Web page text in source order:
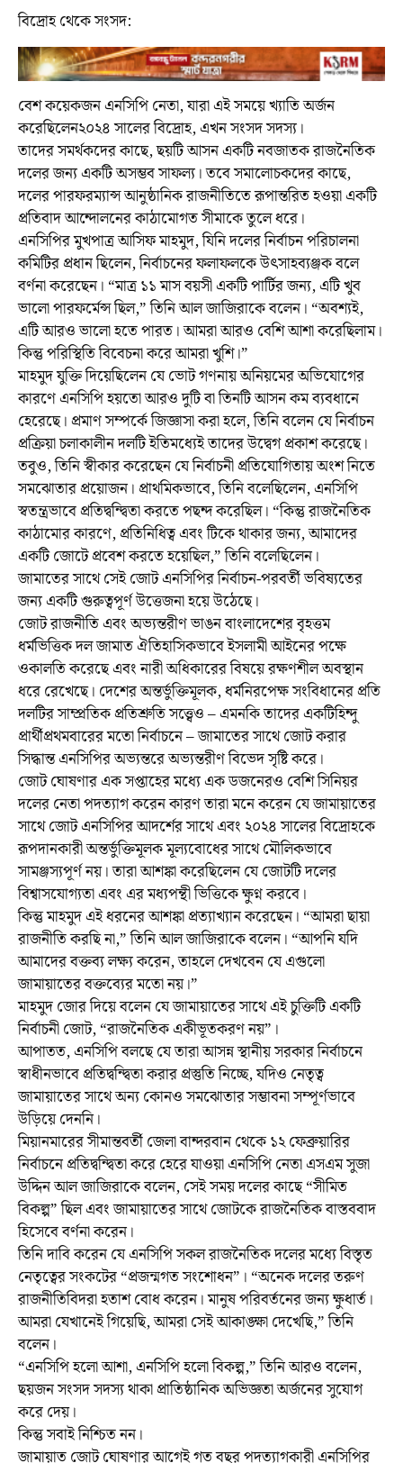
বিদ্রোহ থেকে সংসদ:
বেশ কয়েকজন এনসিপি নেতা, যারা এই সময়ে খ্যাতি অর্জন
করেছিলেন২০২৪ সালের বিদ্রোহ, এখন সংসদ সদস্য।
তাদের সমর্থকদের কাছে, ছয়টি আসন একটি নবজাতক রাজনৈতিক
দলের জন্য একটি অসম্ভব সাফল্য। তবে সমালোচকদের কাছে,
দলের পারফরম্যান্স আনুষ্ঠানিক রাজনীতিতে রূপান্তরিত হওয়া একটি
প্রতিবাদ আন্দোলনের কাঠামোগত সীমাকে তুলে ধরে।
এনসিপির মুখপাত্র আসিফ মাহমুদ, যিনি দলের নির্বাচন পরিচালনা
কমিটির প্রধান ছিলেন, নির্বাচনের ফলাফলকে উৎসাহব্যঞ্জক বলে
বর্ণনা করেছেন। “মাত্র ১১ মাস বয়সী একটি পার্টির জন্য, এটি খুব
ভালো পারফর্মেন্স ছিল,” তিনি আল জাজিরাকে বলেন। “অবশ্যই,
এটি আরও ভালো হতে পারত। আমরা আরও বেশি আশা করেছিলাম।
কিন্তু পরিস্থিতি বিবেচনা করে আমরা খুশি।”
মাহমুদ যুক্তি দিয়েছিলেন যে ভোট গণনায় অনিয়মের অভিযোগের
কারণে এনসিপি হয়তো আরও দুটি বা তিনটি আসন কম ব্যবধানে
হেরেছে। প্রমাণ সম্পর্কে জিজ্ঞাসা করা হলে, তিনি বলেন যে নির্বাচন
প্রক্রিয়া চলাকালীন দলটি ইতিমধ্যেই তাদের উদ্বেগ প্রকাশ করেছে।
তবুও, তিনি স্বীকার করেছেন যে নির্বাচনী প্রতিযোগিতায় অংশ নিতে
সমঝোতার প্রয়োজন। প্রাথমিকভাবে, তিনি বলেছিলেন, এনসিপি
স্বতন্ত্রভাবে প্রতিদ্বন্দ্বিতা করতে পছন্দ করেছিল। “কিন্তু রাজনৈতিক
কাঠামোর কারণে, প্রতিনিধিত্ব এবং টিকে থাকার জন্য, আমাদের
একটি জোটে প্রবেশ করতে হয়েছিল,” তিনি বলেছিলেন।
জামাতের সাথে সেই জোট এনসিপির নির্বাচন-পরবর্তী ভবিষ্যতের
জন্য একটি গুরুত্বপূর্ণ উত্তেজনা হয়ে উঠেছে।
জোট রাজনীতি এবং অভ্যন্তরীণ ভাঙন বাংলাদেশের বৃহত্তম
ধর্মভিত্তিক দল জামাত ঐতিহাসিকভাবে ইসলামী আইনের পক্ষে
ওকালতি করেছে এবং নারী অধিকারের বিষয়ে রক্ষণশীল অবস্থান
ধরে রেখেছে। দেশের অন্তর্ভুক্তিমূলক, ধর্মনিরপেক্ষ সংবিধানের প্রতি
দলটির সাম্প্রতিক প্রতিশ্রুতি সত্ত্বেও – এমনকি তাদের একটিহিন্দু
প্রার্থীপ্রথমবারের মতো নির্বাচনে – জামাতের সাথে জোট করার
সিদ্ধান্ত এনসিপির অভ্যন্তরে অভ্যন্তরীণ বিভেদ সৃষ্টি করে।
জোট ঘোষণার এক সপ্তাহের মধ্যে এক ডজনেরও বেশি সিনিয়র
দলের নেতা পদত্যাগ করেন কারণ তারা মনে করেন যে জামায়াতের
সাথে জোট এনসিপির আদর্শের সাথে এবং ২০২৪ সালের বিদ্রোহকে
রূপদানকারী অন্তর্ভুক্তিমূলক মূল্যবোধের সাথে মৌলিকভাবে
সামঞ্জস্যপূর্ণ নয়। তারা আশঙ্কা করেছিলেন যে জোটটি দলের
বিশ্বাসযোগ্যতা এবং এর মধ্যপন্থী ভিত্তিকে ক্ষুণ্ন করবে।
কিন্তু মাহমুদ এই ধরনের আশঙ্কা প্রত্যাখ্যান করেছেন। “আমরা ছায়া
রাজনীতি করছি না,” তিনি আল জাজিরাকে বলেন। “আপনি যদি
আমাদের বক্তব্য লক্ষ্য করেন, তাহলে দেখবেন যে এগুলো
জামায়াতের বক্তব্যের মতো নয়।”
মাহমুদ জোর দিয়ে বলেন যে জামায়াতের সাথে এই চুক্তিটি একটি
নির্বাচনী জোট, “রাজনৈতিক একীভূতকরণ নয়”।
আপাতত, এনসিপি বলছে যে তারা আসন্ন স্থানীয় সরকার নির্বাচনে
স্বাধীনভাবে প্রতিদ্বন্দ্বিতা করার প্রস্তুতি নিচ্ছে, যদিও নেতৃত্ব
জামায়াতের সাথে অন্য কোনও সমঝোতার সম্ভাবনা সম্পূর্ণভাবে
উড়িয়ে দেননি।
মিয়ানমারের সীমান্তবর্তী জেলা বান্দরবান থেকে ১২ ফেব্রুয়ারির
নির্বাচনে প্রতিদ্বন্দ্বিতা করে হেরে যাওয়া এনসিপি নেতা এসএম সুজা
উদ্দিন আল জাজিরাকে বলেন, সেই সময় দলের কাছে “সীমিত
বিকল্প” ছিল এবং জামায়াতের সাথে জোটকে রাজনৈতিক বাস্তববাদ
হিসেবে বর্ণনা করেন।
তিনি দাবি করেন যে এনসিপি সকল রাজনৈতিক দলের মধ্যে বিস্তৃত
নেতৃত্বের সংকটের “প্রজন্মগত সংশোধন”। “অনেক দলের তরুণ
রাজনীতিবিদরা হতাশ বোধ করেন। মানুষ পরিবর্তনের জন্য ক্ষুধার্ত।
আমরা যেখানেই গিয়েছি, আমরা সেই আকাঙ্ক্ষা দেখেছি,” তিনি
বলেন।
“এনসিপি হলো আশা, এনসিপি হলো বিকল্প,” তিনি আরও বলেন,
ছয়জন সংসদ সদস্য থাকা প্রাতিষ্ঠানিক অভিজ্ঞতা অর্জনের সুযোগ
করে দেয়।
কিন্তু সবাই নিশ্চিত নন।
জামায়াত জোট ঘোষণার আগেই গত বছর পদত্যাগকারী এনসিপির